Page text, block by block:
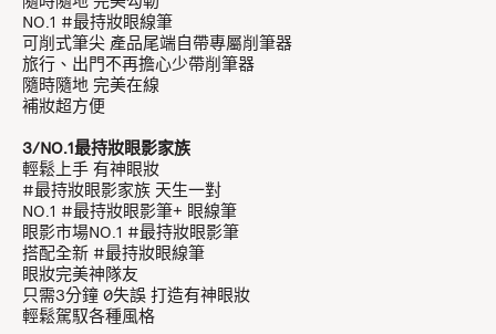
NO.1 #最持妝眼線筆
可削式筆尖 產品尾端自帶專屬削筆器
旅行、出門不再擔心少帶削筆器
隨時隨地 完美在線
補妝超方便
3/NO.1最持妝眼影家族
輕鬆上手 有神眼妝
#最持妝眼影家族 天生一對
NO.1 #最持妝眼影筆+ 眼線筆
眼影市場NO.1 #最持妝眼影筆
搭配全新 #最持妝眼線筆
眼妝完美神隊友
只需3分鐘 0失誤 打造有神眼妝
輕鬆駕馭各種風格